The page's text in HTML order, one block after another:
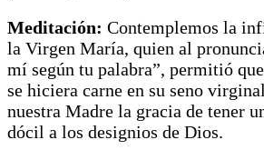
Meditación: Contemplemos la
la Virgen María, quien al
mí según tu palabra”, permitió
se hiciera carne en su seno
nuestra Madre la gracia de tener
dócil a los designios de Dios.